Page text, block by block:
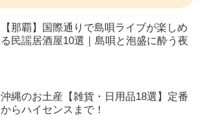
【那覇】国際通りで島唄ライブが楽しめ
る民謡居酒屋10選｜島唄と泡盛に酔う夜
沖縄のお土産【雑貨・日用品18選】定番
からハイセンスまで！